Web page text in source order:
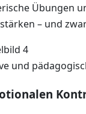
Übungen
– und
und